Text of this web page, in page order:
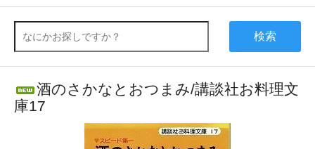
検索
酒のさかなとおつまみ/講談社お料理文
庫17